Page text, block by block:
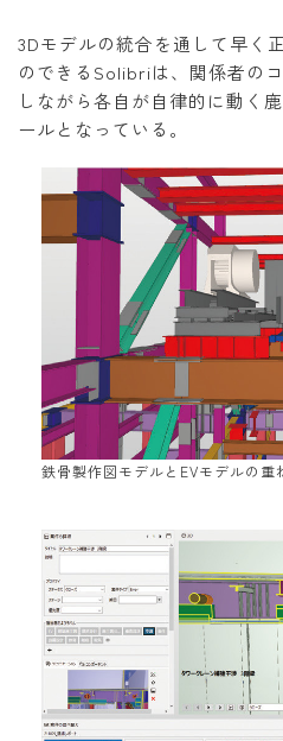
3Dモデルの統合を通して早く
のできるSolibriは、関係者の
しながら各自が自律的に動く
ールとなっている。
鉄骨製作図モデルとEVモデルの重